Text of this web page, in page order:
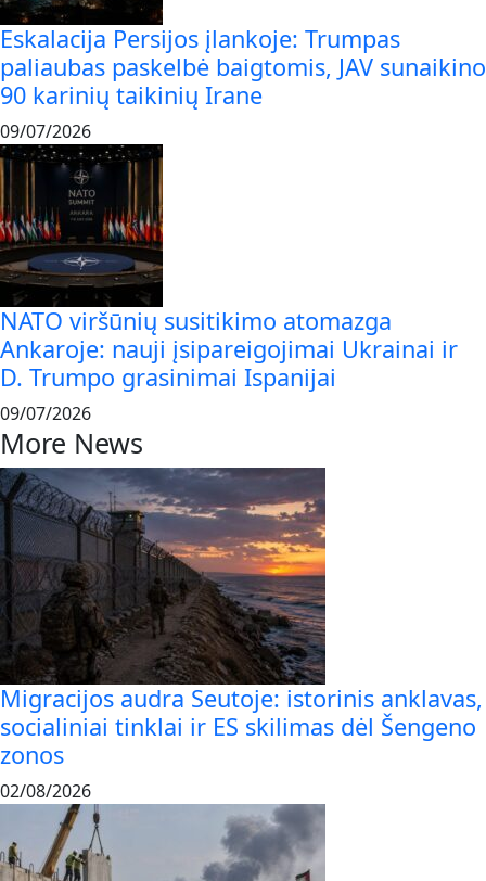
Eskalacija Persijos įlankoje: Trumpas
paliaubas paskelbė baigtomis, JAV sunaikino
90 karinių taikinių Irane
09/07/2026
NATO viršūnių susitikimo atomazga
Ankaroje: nauji įsipareigojimai Ukrainai ir
D. Trumpo grasinimai Ispanijai
09/07/2026
More News
Migracijos audra Seutoje: istorinis anklavas,
socialiniai tinklai ir ES skilimas dėl Šengeno
zonos
02/08/2026